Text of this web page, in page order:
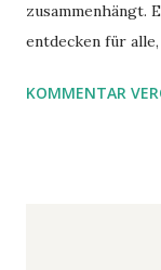
zusammenhängt.
entdecken für
Word
KOMMENTAR